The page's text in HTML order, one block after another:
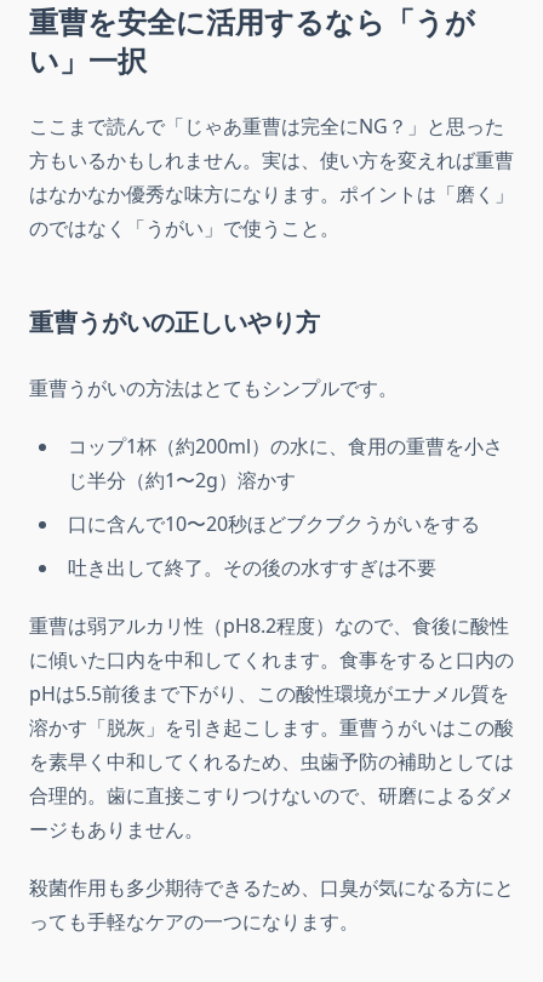
重曹を安全に活用するなら「うが
い」一択
ここまで読んで「じゃあ重曹は完全にNG？」と思った
方もいるかもしれません。実は、使い方を変えれば重曹
はなかなか優秀な味方になります。ポイントは「磨く」
のではなく「うがい」で使うこと。
重曹うがいの正しいやり方
重曹うがいの方法はとてもシンプルです。
コップ1杯（約200ml）の水に、食用の重曹を小さ
じ半分（約1〜2g）溶かす
口に含んで10〜20秒ほどブクブクうがいをする
吐き出して終了。その後の水すすぎは不要
重曹は弱アルカリ性（pH8.2程度）なので、食後に酸性
に傾いた口内を中和してくれます。食事をすると口内の
pHは5.5前後まで下がり、この酸性環境がエナメル質を
溶かす「脱灰」を引き起こします。重曹うがいはこの酸
を素早く中和してくれるため、虫歯予防の補助としては
合理的。歯に直接こすりつけないので、研磨によるダメ
ージもありません。
殺菌作用も多少期待できるため、口臭が気になる方にと
っても手軽なケアの一つになります。